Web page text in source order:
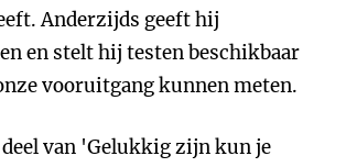
Anderzijds geeft hij
en stelt hij testen beschikbaar
vooruitgang kunnen meten.
van 'Gelukkig zijn kun je